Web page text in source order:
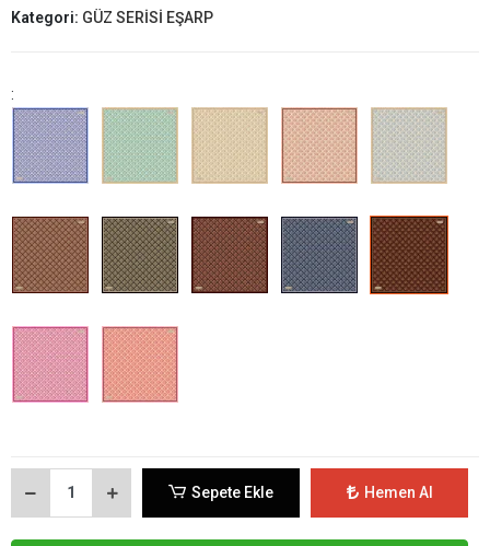
Kategori: GÜZ SERİSİ EŞARP
:
Sepete Ekle Hemen Al